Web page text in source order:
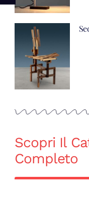
Scopri Il
Completo